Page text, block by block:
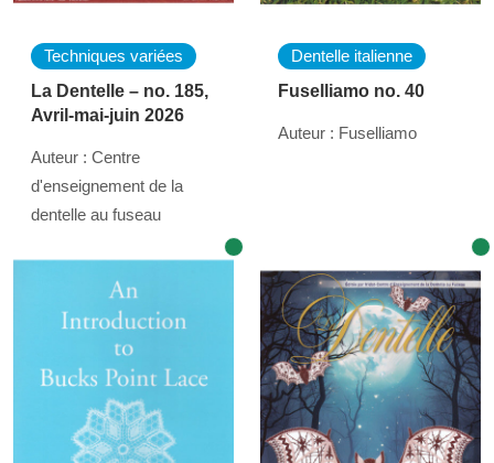
Techniques variées
La Dentelle – no. 185,
Avril-mai-juin 2026
Auteur : Centre
d'enseignement de la
dentelle au fuseau
Dentelle italienne
Fuselliamo no. 40
Auteur : Fuselliamo